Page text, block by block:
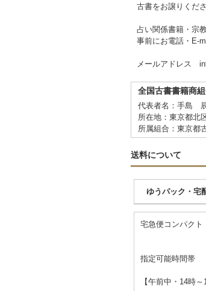
古書をお譲りくださ
占い関係書籍・宗
事前にお電話・E-
メールアドレス
全国古書書籍商
代表者名：手島
所在地：東京都
所属組合：東京都
送料について
ゆうパック・宅
宅急便コンパクト
指定可能時間帯
【午前中・14時